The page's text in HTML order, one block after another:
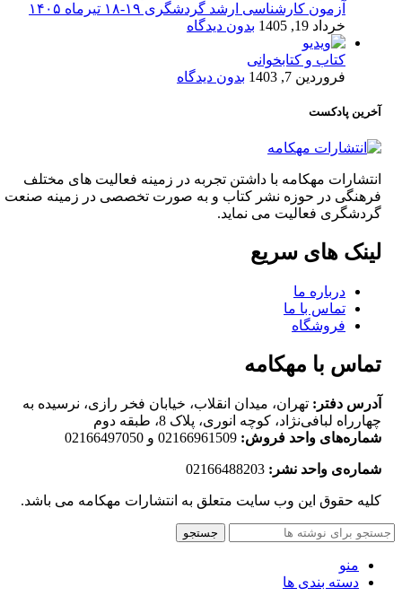
آزمون کارشناسی ارشد گردشگری ۱۹-۱۸ تیرماه ۱۴۰۵
خرداد 19, 1405
بدون دیدگاه
کتاب و کتابخوانی
فروردین 7, 1403
بدون دیدگاه
آخرین پادکست
انتشارات مهکامه با داشتن تجربه در زمینه فعالیت های مختلف
فرهنگی در حوزه نشر کتاب و به صورت تخصصی در زمینه صنعت
گردشگری فعالیت می نماید.
لینک های سریع
درباره ما
تماس با ما
فروشگاه
تماس با مهکامه
آدرس دفتر: تهران، میدان انقلاب، خیابان فخر رازی، نرسیده به
چهارراه لبافی‌نژاد، کوچه انوری، پلاک 8، طبقه دوم
شماره‌های واحد فروش: 02166961509 و 02166497050
شماره‌‌ی واحد نشر:
کلیه حقوق این وب سایت متعلق به انتشارات مهکامه می باشد.
جستجو
منو
دسته بندی ها